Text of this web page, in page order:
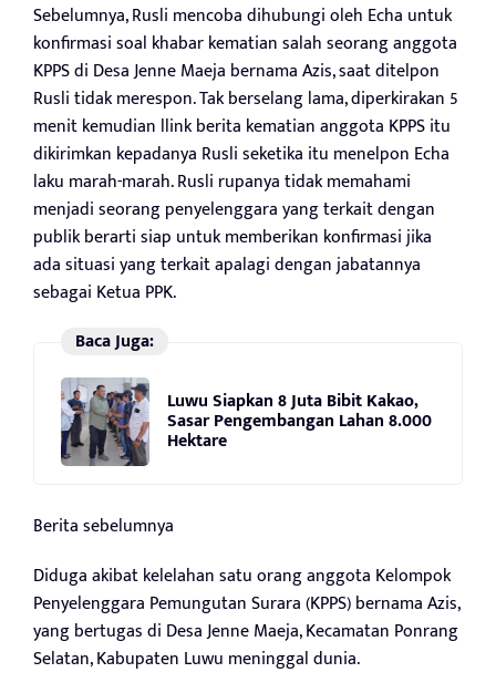
Sebelumnya, Rusli mencoba dihubungi oleh Echa untuk
konfirmasi soal khabar kematian salah seorang anggota
KPPS di Desa Jenne Maeja bernama Azis, saat ditelpon
Rusli tidak merespon. Tak berselang lama, diperkirakan 5
menit kemudian llink berita kematian anggota KPPS itu
dikirimkan kepadanya Rusli seketika itu menelpon Echa
laku marah-marah. Rusli rupanya tidak memahami
menjadi seorang penyelenggara yang terkait dengan
publik berarti siap untuk memberikan konfirmasi jika
ada situasi yang terkait apalagi dengan jabatannya
sebagai Ketua PPK.
Baca Juga:
Luwu Siapkan 8 Juta Bibit Kakao,
Sasar Pengembangan Lahan 8.000
Hektare
Berita sebelumnya
Diduga akibat kelelahan satu orang anggota Kelompok
Penyelenggara Pemungutan Surara (KPPS) bernama Azis,
yang bertugas di Desa Jenne Maeja, Kecamatan Ponrang
Selatan, Kabupaten Luwu meninggal dunia.